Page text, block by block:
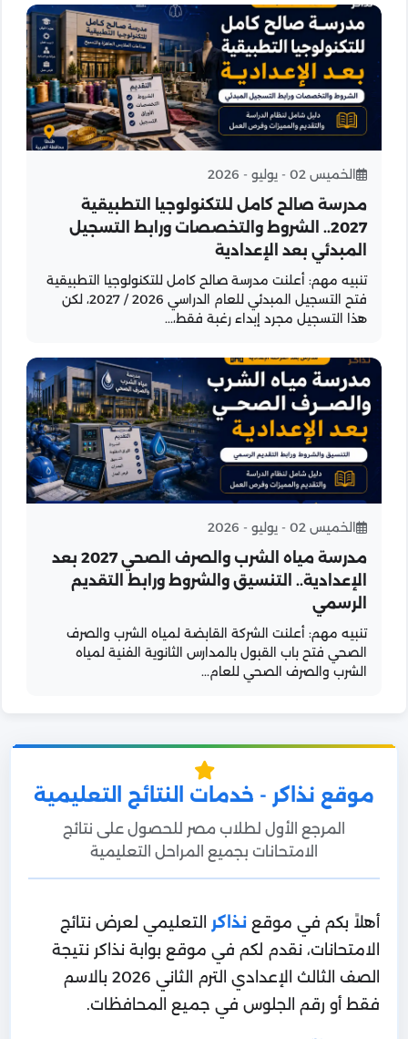
الخميس 02 - يوليو - 2026
مدرسة صالح كامل للتكنولوجيا التطبيقية
2027.. الشروط والتخصصات ورابط التسجيل
المبدئي بعد الإعدادية
تنبيه مهم: أعلنت مدرسة صالح كامل للتكنولوجيا التطبيقية
فتح التسجيل المبدئي للعام الدراسي 2026 / 2027، لكن
هذا التسجيل مجرد إبداء رغبة فقط،...
الخميس 02 - يوليو - 2026
مدرسة مياه الشرب والصرف الصحي 2027 بعد
الإعدادية.. التنسيق والشروط ورابط التقديم
الرسمي
تنبيه مهم: أعلنت الشركة القابضة لمياه الشرب والصرف
الصحي فتح باب القبول بالمدارس الثانوية الفنية لمياه
الشرب والصرف الصحي للعام...
موقع نذاكر - خدمات النتائج التعليمية
المرجع الأول لطلاب مصر للحصول على نتائج
الامتحانات بجميع المراحل التعليمية
أهلاً بكم في موقعنذاكر
التعليمي لعرض نتائج
الامتحانات، نقدم لكم في موقع بوابة نذاكر نتيجة
الصف الثالث الإعدادي الترم الثاني 2026 بالاسم
فقط أو رقم الجلوس في جميع المحافظات.